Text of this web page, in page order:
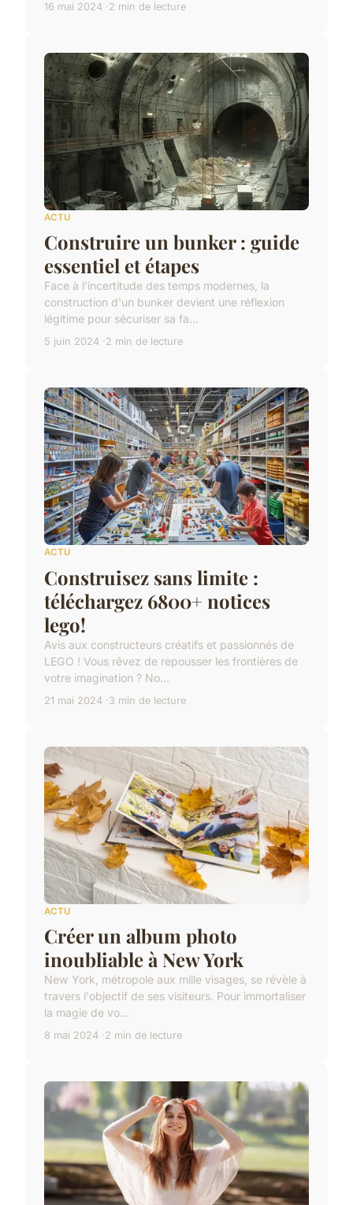
16 mai 2024 2 min de lecture
ACTU
Construire un bunker : guide
essentiel et étapes
Face à l'incertitude des temps modernes, la
construction d'un bunker devient une réflexion
légitime pour sécuriser sa fa...
5 juin 2024 2 min de lecture
ACTU
Construisez sans limite :
téléchargez 6800+ notices
lego!
Avis aux constructeurs créatifs et passionnés de
LEGO ! Vous rêvez de repousser les frontières de
votre imagination ? No...
21 mai 2024 3 min de lecture
ACTU
Créer un album photo
inoubliable à New York
New York, métropole aux mille visages, se révèle à
travers l'objectif de ses visiteurs. Pour immortaliser
la magie de vo...
8 mai 2024 2 min de lecture